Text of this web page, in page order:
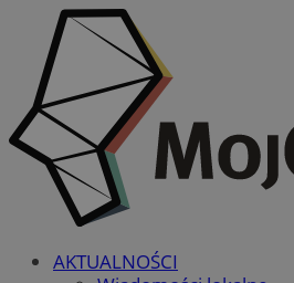
AKTUALNOŚCI